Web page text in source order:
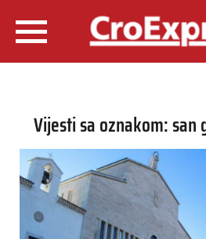
Vijesti sa oznakom: san